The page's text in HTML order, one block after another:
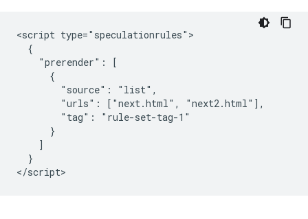
<script type="speculationrules">
  {
    "prerender": [
      {
        "source": "list",
        "urls": ["next.html", "next2.html"],
        "tag": "rule-set-tag-1"
      }
    ]
  }